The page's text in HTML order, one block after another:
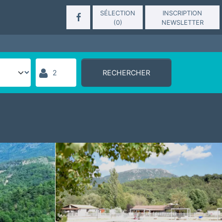
SÉLECTION
(0)
INSCRIPTION
NEWSLETTER
RECHERCHER